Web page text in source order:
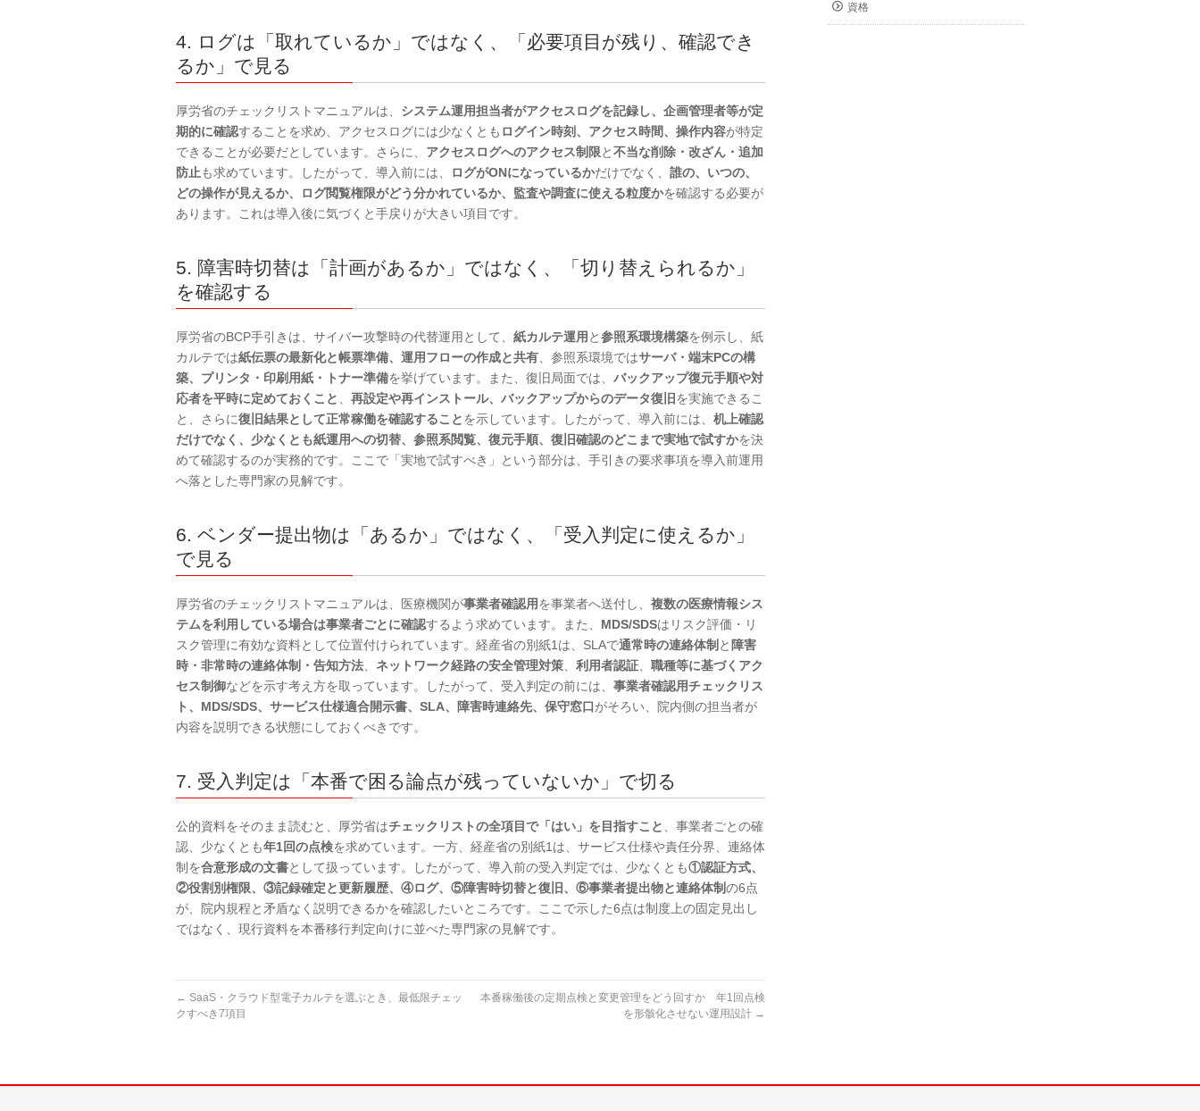
4. ログは「取れているか」ではなく、「必要項目が残り、確認でき
るか」で見る
厚労省のチェックリストマニュアルは、 システム運用担当者がアクセスログを記録し、企画管理者等が定
期的に確認することを求め、アクセスログには少なくとも ログイン時刻、アクセス時間、操作内容が特定
できることが必要だとしています。さらに、 アクセスログへのアクセス制限と不当な削除・改ざん・追加
防止も求めています。したがって、導入前には、 ログがONになっているかだけでなく、 誰の、いつの、
どの操作が見えるか、ログ閲覧権限がどう分かれているか、監査や調査に使える粒度かを確認する必要が
あります。これは導入後に気づくと手戻りが大きい項目です。
5. 障害時切替は「計画があるか」ではなく、「切り替えられるか」
を確認する
厚労省のBCP手引きは、サイバー攻撃時の代替運用として、 紙カルテ運用 と参照系環境構築を例示し、紙
カルテでは紙伝票の最新化と帳票準備、運用フローの作成と共有 、参照系環境ではサーバ・端末PCの構
築、プリンタ・印刷用紙・トナー準備を挙げています。また、復旧局面では、 バックアップ復元手順や対
応者を平時に定めておくこと
再設定や再インストール、バックアップからのデータ復旧を実施できるこ
と、さらに復旧結果として正常稼働を確認することを示しています。したがって、導入前には、 机上確認
だけでなく、少なくとも紙運用への切替、参照系閲覧、復元手順、復旧確認のどこまで実地で試すかを決
めて確認するのが実務的です。ここで「実地で試すべき」という部分は、手引きの要求事項を導入前運用
へ落とした専門家の見解です。
6. ベンダー提出物は「あるか」ではなく、「受入判定に使えるか」
で見る
厚労省のチェックリストマニュアルは、医療機関が事業者確認用を事業者へ送付し、 複数の医療情報シス
テムを利用している場合は事業者ごとに確認するよう求めています。また、 MDS/SDSはリスク評価・リ
スク管理に有効な資料として位置付けられています。経産省の別紙1は、SLAで通常時の連絡体制 と 障害
時・非常時の連絡体制・告知方法
ネットワーク経路の安全管理対策 利用者認証
職種等に基づくアク
セス制御などを示す考え方を取っています。したがって、受入判定の前には、 事業者確認用チェックリス
ト、MDS/SDS、サービス仕様適合開示書、SLA、障害時連絡先、保守窓口がそろい、院内側の担当者が
内容を説明できる状態にしておくべきです。
7. 受入判定は「本番で困る論点が残っていないか」で切る
公的資料をそのまま読むと、厚労省はチェックリストの全項目で「はい」を目指すこと
、事業者ごとの確
認、少なくとも年1回の点検を求めています。一方、経産省の別紙1は、サービス仕様や責任分界、連絡体
制を合意形成の文書として扱っています。したがって、導入前の受入判定では、少なくとも①認証方式、
②役割別権限、③記録確定と更新履歴、④ログ、⑤障害時切替と復旧、⑥事業者提出物と連絡体制の6点
が、院内規程と矛盾なく説明できるかを確認したいところです。ここで示した6点は制度上の固定見出し
ではなく、現行資料を本番移行判定向けに並べた専門家の見解です。
← SaaS・クラウド型電子カルテを選ぶとき、最低限チェッ
クすべき7項目
本番稼働後の定期点検と変更管理をどう回すか 年1回点検
を形骸化させない運用設計 →
資格